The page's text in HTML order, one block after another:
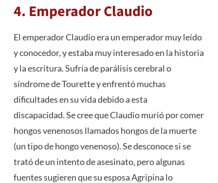
4. Emperador Claudio
El emperador Claudio era un emperador muy leído
y conocedor, y estaba muy interesado en la historia
y la escritura. Sufría de parálisis cerebral o
síndrome de Tourette y enfrentó muchas
dificultades en su vida debido a esta
discapacidad. Se cree que Claudio murió por comer
hongos venenosos llamados hongos de la muerte
(un tipo de hongo venenoso). Se desconoce si se
trató de un intento de asesinato, pero algunas
fuentes sugieren que su esposa Agripina lo